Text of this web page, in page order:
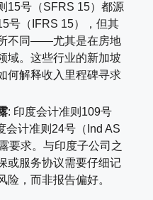
15号（SFRS 15）都源
号（IFRS 15），但其
不同——尤其是在房地
域。这些行业的新加坡
何解释收入里程碑寻求
: 印度会计准则109号
会计准则24号（Ind AS
要求。与印度子公司之
或服务协议需要仔细记
，而非报告偏好。